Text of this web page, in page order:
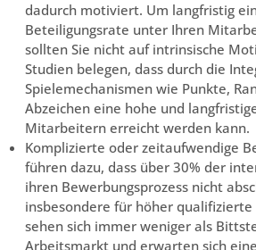
dadurch motiviert. Um langfristig
Beteiligungsrate unter Ihren
sollten Sie nicht auf intrinsische
Studien belegen, dass durch die
Spielemechanismen wie Punkte,
Abzeichen eine hohe und
Mitarbeitern erreicht werden kann.
Komplizierte oder zeitaufwendige
führen dazu, dass über 30% der
ihren Bewerbungsprozess nicht
insbesondere für höher qualifizierte
sehen sich immer weniger als
Arbeitsmarkt und erwarten sich